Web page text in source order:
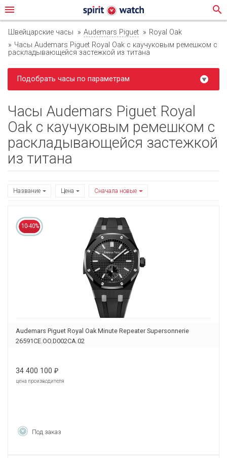
menu search
Швейцарские часы Audemars Piguet
Royal Oak
Часы Audemars Piguet Royal Oak с каучуковым ремешком с
раскладывающейся застежкой из титана
Подобрать часы по параметрам
Часы Audemars Piguet Royal
Oak с каучуковым ремешком с
раскладывающейся застежкой
из титана
Название Цена Сначала новые
10-40%
Audemars Piguet Royal Oak Minute Repeater Supersonnerie
26591CE.OO.D002CA.02
34 400 100 ₽
цена производителя
Под заказ